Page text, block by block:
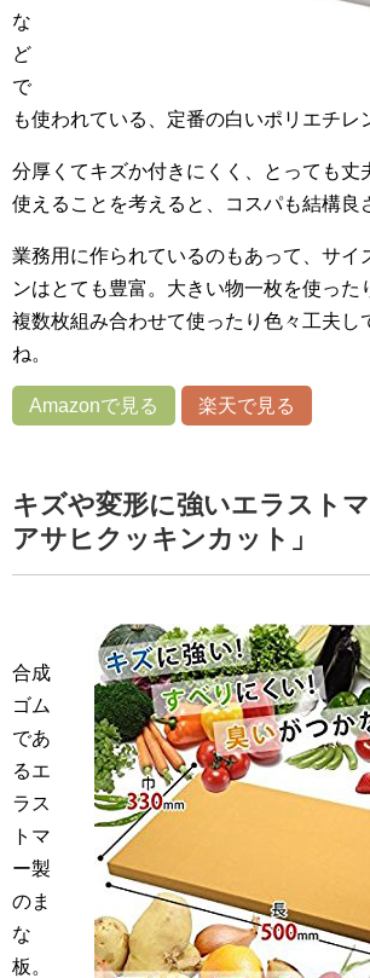
な
ど
で
も使われている、定番の白いポリエチレ
分厚くてキズか付きにくく、とっても丈
使えることを考えると、コスパも結構良
業務用に作られているのもあって、サイ
ンはとても豊富。大きい物一枚を使った
複数枚組み合わせて使ったり色々工夫し
ね。
Amazonで見る 楽天で見る
キズや変形に強いエラスト
アサヒクッキンカット」
合成
ゴム
であ
るエ
ラス
トマ
ー製
のま
な
板。